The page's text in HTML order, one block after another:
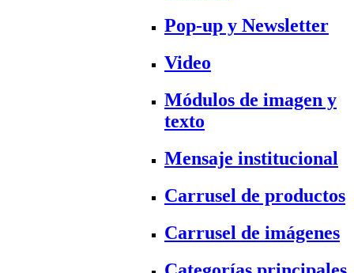
Pop-up y Newsletter
Video
Módulos de imagen y
texto
Mensaje institucional
Carrusel de productos
Carrusel de imágenes